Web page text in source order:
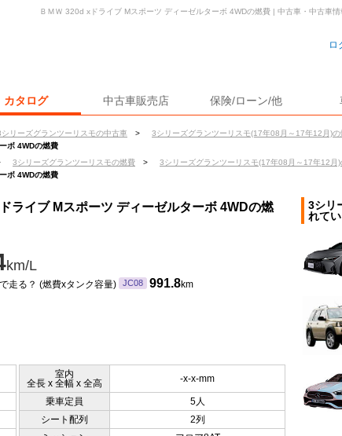
ロ
カタログ 中古車販売店 保険/ローン/他
シリーズグランツーリスモの中古車 > 3シリーズグランツーリスモ(17年08月～17年12月)の
ボ 4WDの燃費
3シリーズグランツーリスモの燃費 > 3シリーズグランツーリスモ(17年08月～17年12月)
ボ 4WDの燃費
ＢＭＷ 320d xドライブ Mスポーツ ディーゼルターボ 4WDの燃費 | 中古車・中古車
ライブ Mスポーツ ディーゼルターボ 4WDの燃
km/L
走る？ (燃費xタンク容量) JC08 991.8km
室内
全長 x 全幅 x 全高
-x-x-mm
乗車定員
5人
シート配列
2列
3シリ
れて